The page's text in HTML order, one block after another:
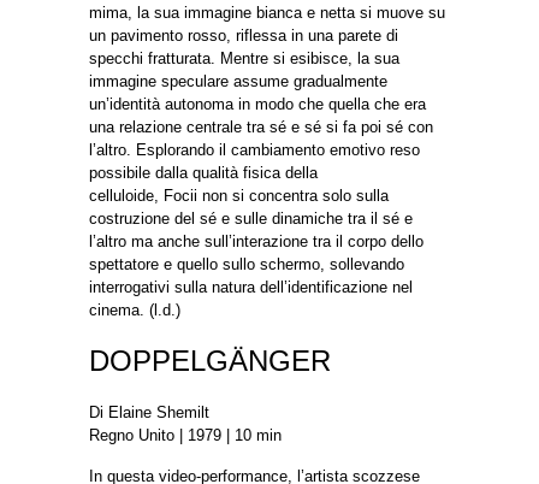
mima, la sua immagine bianca e netta si muove su
un pavimento rosso, riflessa in una parete di
specchi fratturata. Mentre si esibisce, la sua
immagine speculare assume gradualmente
un’identità autonoma in modo che quella che era
una relazione centrale tra sé e sé si fa poi sé con
l’altro. Esplorando il cambiamento emotivo reso
possibile dalla qualità fisica della
celluloide, Focii non si concentra solo sulla
costruzione del sé e sulle dinamiche tra il sé e
l’altro ma anche sull’interazione tra il corpo dello
spettatore e quello sullo schermo, sollevando
interrogativi sulla natura dell’identificazione nel
cinema. (l.d.)
DOPPELGÄNGER
Di Elaine Shemilt
Regno Unito | 1979 | 10 min
In questa video-performance, l’artista scozzese